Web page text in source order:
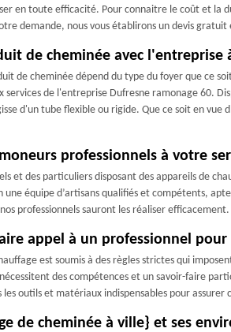
en toute efficacité. Pour connaitre le coût et
demande, nous vous établirons un devis
de cheminée avec l'entreprise
de cheminée dépend du type du foyer que ce
services de l'entreprise Dufresne ramonage 60.
d'un tube flexible ou rigide. Que ce soit en
professionnels à votre
et des particuliers disposant des appareils de
une équipe d’artisans qualifiés et compétents,
professionnels sauront les réaliser
appel à un professionnel
est soumis à des règles strictes qui
des compétences et un savoir-faire
les outils et matériaux indispensables pour
de cheminée à ville} et ses